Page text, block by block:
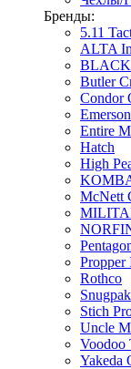
Бренды:
5.11
ALTA
Butler
Condor
Entire M
Hatch
High
McNett
Propper
Rothco
Stich
Uncle
Voodoo
Yakeda